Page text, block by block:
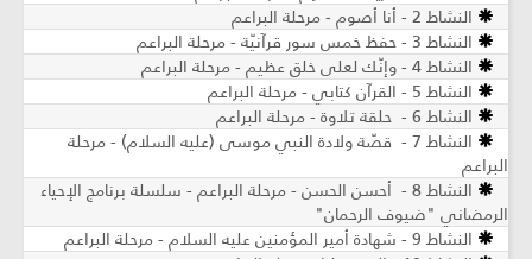
النشاط 2 - أنا أصوم - مرحلة البراعم
النشاط 3 - حفظ خمس سور قرآنيّة - مرحلة البراعم
النشاط 4 - وإنّك لعلى خلق عظيم - مرحلة البراعم
النشاط 5 - القرآن كتابي - مرحلة البراعم
النشاط 6 - حلقة تلاوة - مرحلة البراعم
النشاط 7 - قصّة ولادة النبي موسى (عليه السلام) - مرحلة
البراعم
النشاط 8 - أحسن الحسن - مرحلة البراعم - سلسلة برنامج الإحياء
الرمضاني "ضيوف الرحمان"
النشاط 9 - شهادة أمير المؤمنين عليه السلام - مرحلة البراعم